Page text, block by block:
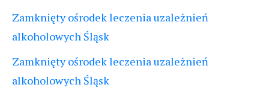
Zamknięty ośrodek leczenia uzależnień
alkoholowych Śląsk
Zamknięty ośrodek leczenia uzależnień
alkoholowych Śląsk